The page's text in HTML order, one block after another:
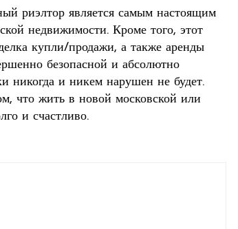
риэлтор является самым настоящим
недвижимости. Кроме того, этот
купли/продажи, а также аренды
безопасной и абсолютно
никогда и никем нарушен не будет.
что жить в новой московской или
и счастливо.